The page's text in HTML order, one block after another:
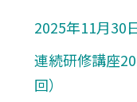
2025年11月30
連続研修講座
回）